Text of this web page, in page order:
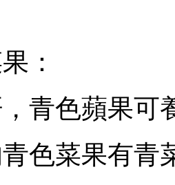
：
色蘋果可
菜果有青